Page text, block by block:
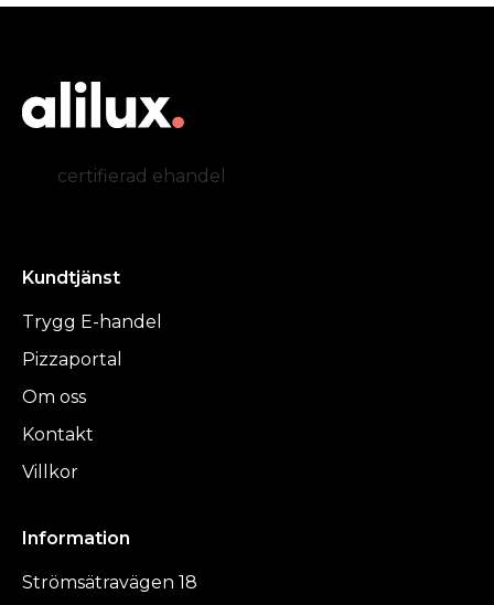
certifierad ehandel
Kundtjänst
Trygg E-handel
Pizzaportal
Om oss
Kontakt
Villkor
Information
Strömsätravägen 18